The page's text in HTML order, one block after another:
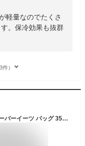
軽量なのでたくさ
。保冷効果も抜群
）
【楽天1位獲得】デリバリーバッグ 配達用 ウーバーイーツ バッグ 35L大容量 Uber Eats ウバック 保温 保冷 リュック カバン バックパック ピザポーチ ウーバー バッグ 防水 配達バッグ Delivery Bag 男女兼用 キャンプ用可能